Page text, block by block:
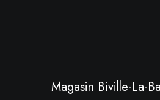
Magasin Biville-La-